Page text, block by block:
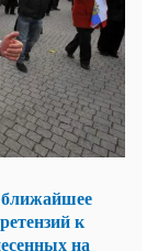
ближайшее
к
на